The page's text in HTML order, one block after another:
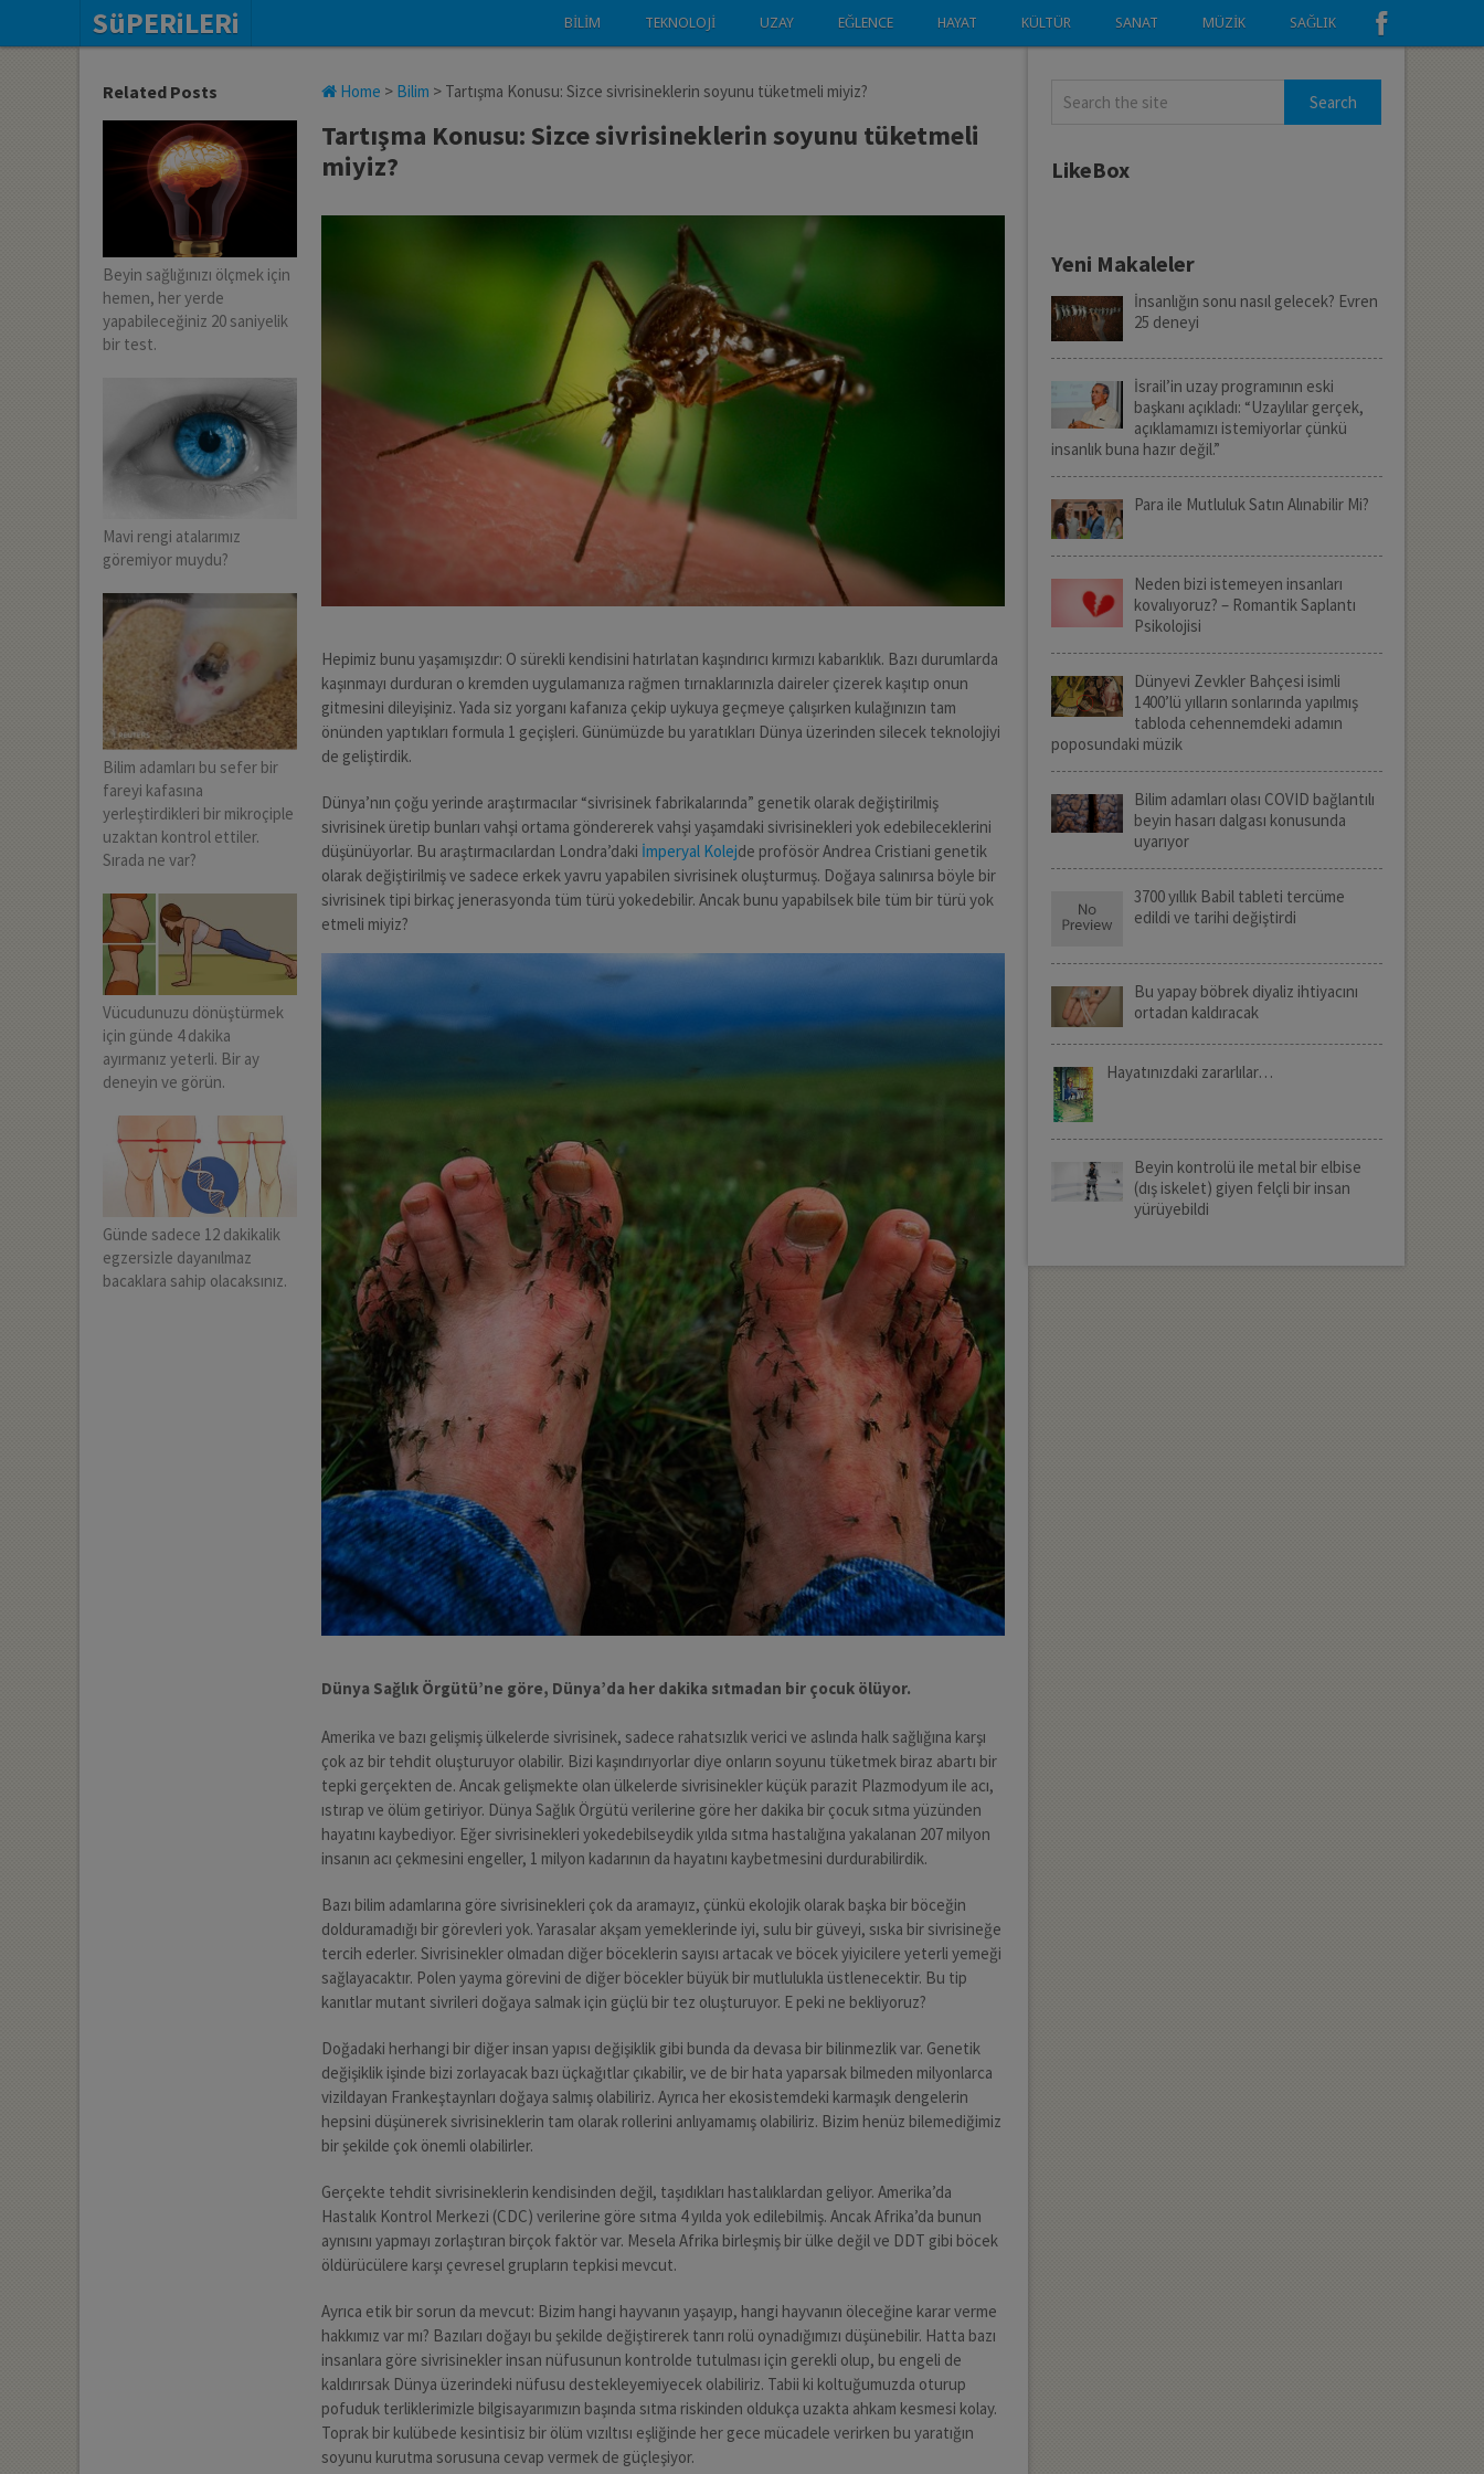
SüPERiLERi BILIM TEKNOLOJI UZAY EĞLENCE HAYAT KÜLTÜR SANAT MÜZIK SAĞLIK
Home > Bilim > Tartışma Konusu: Sizce sivrisineklerin soyunu tüketmeli miyiz?
Tartışma Konusu: Sizce sivrisineklerin soyunu tüketmeli
miyiz?
Hepimiz bunu yaşamışızdır: O sürekli kendisini hatırlatan kaşındırıcı kırmızı kabarıklık. Bazı durumlarda
kaşınmayı durduran o kremden uygulamanıza rağmen tırnaklarınızla daireler çizerek kaşıtıp onun
gitmesini dileyişiniz. Yada siz yorganı kafanıza çekip uykuya geçmeye çalışırken kulağınızın tam
önünden yaptıkları formula 1 geçişleri. Günümüzde bu yaratıkları Dünya üzerinden silecek teknolojiyi
de geliştirdik.
Dünya’nın çoğu yerinde araştırmacılar “sivrisinek fabrikalarında” genetik olarak değiştirilmiş
sivrisinek üretip bunları vahşi ortama göndererek vahşi yaşamdaki sivrisinekleri yok edebileceklerini
düşünüyorlar. Bu araştırmacılardan Londra’daki İmperyal Kolejde profösör Andrea Cristiani genetik
olarak değiştirilmiş ve sadece erkek yavru yapabilen sivrisinek oluşturmuş. Doğaya salınırsa böyle bir
sivrisinek tipi birkaç jenerasyonda tüm türü yokedebilir. Ancak bunu yapabilsek bile tüm bir türü yok
etmeli miyiz?
Dünya Sağlık Örgütü’ne göre, Dünya’da her dakika sıtmadan bir çocuk ölüyor.
Amerika ve bazı gelişmiş ülkelerde sivrisinek, sadece rahatsızlık verici ve aslında halk sağlığına karşı
çok az bir tehdit oluşturuyor olabilir. Bizi kaşındırıyorlar diye onların soyunu tüketmek biraz abartı bir
tepki gerçekten de. Ancak gelişmekte olan ülkelerde sivrisinekler küçük parazit Plazmodyum ile acı,
ıstırap ve ölüm getiriyor. Dünya Sağlık Örgütü verilerine göre her dakika bir çocuk sıtma yüzünden
hayatını kaybediyor. Eğer sivrisinekleri yokedebilseydik yılda sıtma hastalığına yakalanan 207 milyon
insanın acı çekmesini engeller, 1 milyon kadarının da hayatını kaybetmesini durdurabilirdik.
Bazı bilim adamlarına göre sivrisinekleri çok da aramayız, çünkü ekolojik olarak başka bir böceğin
dolduramadığı bir görevleri yok. Yarasalar akşam yemeklerinde iyi, sulu bir güveyi, sıska bir sivrisineğe
tercih ederler. Sivrisinekler olmadan diğer böceklerin sayısı artacak ve böcek yiyicilere yeterli yemeği
sağlayacaktır. Polen yayma görevini de diğer böcekler büyük bir mutlulukla üstlenecektir. Bu tip
kanıtlar mutant sivrileri doğaya salmak için güçlü bir tez oluşturuyor. E peki ne bekliyoruz?
Doğadaki herhangi bir diğer insan yapısı değişiklik gibi bunda da devasa bir bilinmezlik var. Genetik
değişiklik işinde bizi zorlayacak bazı üçkağıtlar çıkabilir, ve de bir hata yaparsak bilmeden milyonlarca
vizildayan Frankeştaynları doğaya salmış olabiliriz. Ayrıca her ekosistemdeki karmaşık dengelerin
hepsini düşünerek sivrisineklerin tam olarak rollerini anlıyamamış olabiliriz. Bizim henüz bilemediğimiz
bir şekilde çok önemli olabilirler.
Gerçekte tehdit sivrisineklerin kendisinden değil, taşıdıkları hastalıklardan geliyor. Amerika’da
Hastalık Kontrol Merkezi (CDC) verilerine göre sıtma 4 yılda yok edilebilmiş. Ancak Afrika’da bunun
aynısını yapmayı zorlaştıran birçok faktör var. Mesela Afrika birleşmiş bir ülke değil ve DDT gibi böcek
öldürücülere karşı çevresel grupların tepkisi mevcut.
Ayrıca etik bir sorun da mevcut: Bizim hangi hayvanın yaşayıp, hangi hayvanın öleceğine karar verme
hakkımız var mı? Bazıları doğayı bu şekilde değiştirerek tanrı rolü oynadığımızı düşünebilir. Hatta bazı
insanlara göre sivrisinekler insan nüfusunun kontrolde tutulması için gerekli olup, bu engeli de
kaldırırsak Dünya üzerindeki nüfusu destekleyemiyecek olabiliriz. Tabii ki koltuğumuzda oturup
pofuduk terliklerimizle bilgisayarımızın başında sıtma riskinden oldukça uzakta ahkam kesmesi kolay.
Toprak bir kulübede kesintisiz bir ölüm vızıltısı eşliğinde her gece mücadele verirken bu yaratığın
soyunu kurutma sorusuna cevap vermek de güçleşiyor.
Related Posts
Beyin sağlığınızı ölçmek için
hemen, her yerde
yapabileceğiniz 20 saniyelik
bir test.
Mavi rengi atalarımız
göremiyor muydu?
Bilim adamları bu sefer bir
fareyi kafasına
yerleştirdikleri bir mikroçiple
uzaktan kontrol ettiler.
Sırada ne var?
Vücudunuzu dönüştürmek
için günde 4 dakika
ayırmanız yeterli. Bir ay
deneyin ve görün.
Günde sadece 12 dakikalik
egzersizle dayanılmaz
bacaklara sahip olacaksınız.
LikeBox
Yeni Makaleler
İnsanlığın sonu nasıl gelecek? Evren
25 deneyi
İsrail’in uzay programının eski
başkanı açıkladı: “Uzaylılar gerçek,
açıklamamızı istemiyorlar çünkü
insanlık buna hazır değil.”
Para ile Mutluluk Satın Alınabilir Mi?
Neden bizi istemeyen insanları
kovalıyoruz? – Romantik Saplantı
Psikolojisi
Dünyevi Zevkler Bahçesi isimli
1400’lü yılların sonlarında yapılmış
tabloda cehennemdeki adamın
poposundaki müzik
Bilim adamları olası COVID bağlantılı
beyin hasarı dalgası konusunda
uyarıyor
3700 yıllık Babil tableti tercüme
edildi ve tarihi değiştirdi
Bu yapay böbrek diyaliz ihtiyacını
ortadan kaldıracak
Hayatınızdaki zararlılar…
Beyin kontrolü ile metal bir elbise
(dış iskelet) giyen felçli bir insan
yürüyebildi